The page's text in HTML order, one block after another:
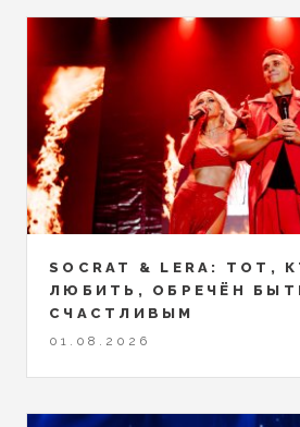
SOCRAT & LERA: ТОТ,
ЛЮБИТЬ, ОБРЕЧЁН
СЧАСТЛИВЫМ
01.08.2026